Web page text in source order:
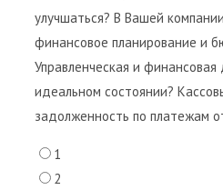
улучшаться? В Вашей
финансовое планирование и
Управленческая и
идеальном состоянии?
задолженность по платежам
1
2